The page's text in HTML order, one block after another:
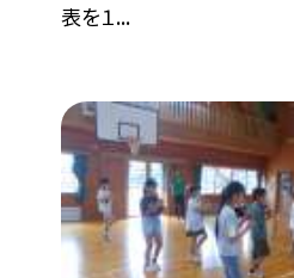
表を１...